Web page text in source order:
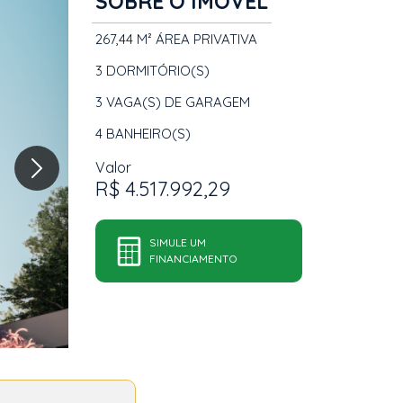
267,44 M² ÁREA PRIVATIVA
3 DORMITÓRIO(S)
3 VAGA(S) DE GARAGEM
4 BANHEIRO(S)
Valor
R$ 4.517.992,29
SIMULE UM
FINANCIAMENTO